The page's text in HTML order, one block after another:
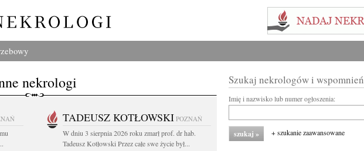
nekrologi
TADEUSZ KOTŁOWSKI POZNAŃ
W dniu 3 sierpnia 2026 roku zmarł prof. dr hab.
Tadeusz Kotłowski Przez całe swe życie był...
Szukaj nekrologów i wspomnień
Imię i nazwisko lub numer ogłoszenia:
+ szukanie zaawansowane